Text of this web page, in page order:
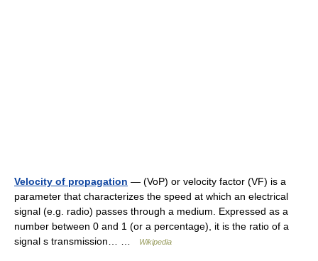
Velocity of propagation — (VoP) or velocity factor (VF) is a
parameter that characterizes the speed at which an electrical
signal (e.g. radio) passes through a medium. Expressed as a
number between 0 and 1 (or a percentage), it is the ratio of a
signal s transmission… …
Wikipedia